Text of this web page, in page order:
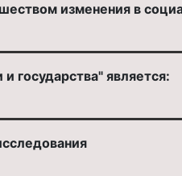
изменения в
государства" является: